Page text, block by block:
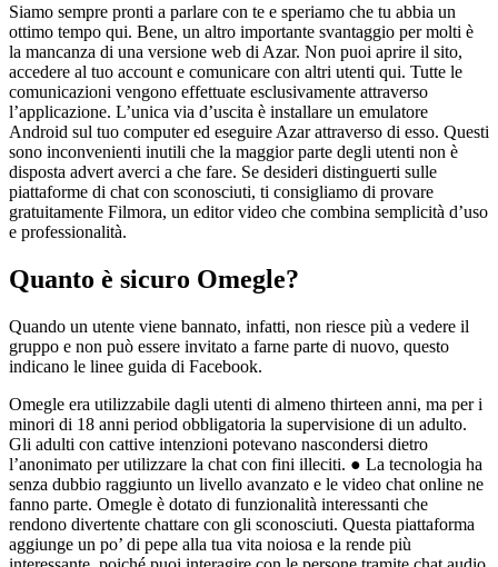
Siamo sempre pronti a parlare con te e speriamo che tu abbia un
ottimo tempo qui. Bene, un altro importante svantaggio per molti è
la mancanza di una versione web di Azar. Non puoi aprire il sito,
accedere al tuo account e comunicare con altri utenti qui. Tutte le
comunicazioni vengono effettuate esclusivamente attraverso
l’applicazione. L’unica via d’uscita è installare un emulatore
Android sul tuo computer ed eseguire Azar attraverso di esso. Questi
sono inconvenienti inutili che la maggior parte degli utenti non è
disposta advert averci a che fare. Se desideri distinguerti sulle
piattaforme di chat con sconosciuti, ti consigliamo di provare
gratuitamente Filmora, un editor video che combina semplicità d’uso
e professionalità.
Quanto è sicuro Omegle?
Quando un utente viene bannato, infatti, non riesce più a vedere il
gruppo e non può essere invitato a farne parte di nuovo, questo
indicano le linee guida di Facebook.
Omegle era utilizzabile dagli utenti di almeno thirteen anni, ma per i
minori di 18 anni period obbligatoria la supervisione di un adulto.
Gli adulti con cattive intenzioni potevano nascondersi dietro
l’anonimato per utilizzare la chat con fini illeciti. ● La tecnologia ha
senza dubbio raggiunto un livello avanzato e le video chat online ne
fanno parte. Omegle è dotato di funzionalità interessanti che
rendono divertente chattare con gli sconosciuti. Questa piattaforma
aggiunge un po’ di pepe alla tua vita noiosa e la rende più